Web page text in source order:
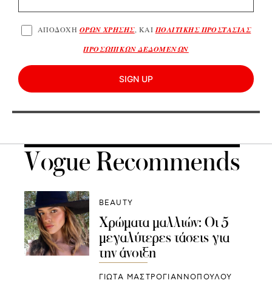
ΑΠΟΔΟΧΗ ΟΡΩΝ ΧΡΗΣΗΣ, ΚΑΙ ΠΟΛΙΤΙΚΗΣ ΠΡΟΣΤΑΣΙΑΣ
ΠΡΟΣΩΠΙΚΩΝ ΔΕΔΟΜΕΝΩΝ
SIGN UP
Vogue Recommends
BEAUTY
Χρώματα μαλλιών: Οι 5
μεγαλύτερες τάσεις για
την άνοιξη
ΓΙΩΤΑ ΜΑΣΤΡΟΓΙΑΝΝΟΠΟΥΛΟΥ